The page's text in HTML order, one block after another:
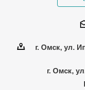
г. Омск, ул.
г. Омск,